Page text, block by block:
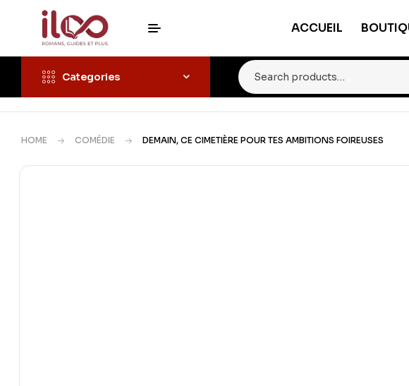
ACCUEIL
Categories
HOME COMÉDIE DEMAIN, CE CIMETIÈRE POUR TES AMBITIONS FOIREUSES